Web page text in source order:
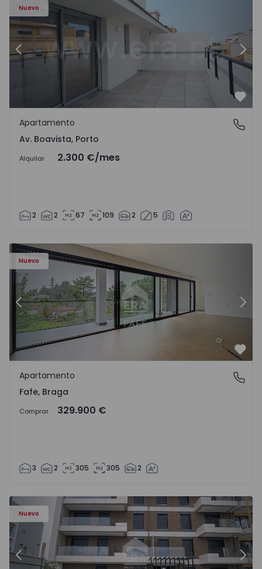
Nuevo
Anterior
Av. Boavista, Porto
Apartamento
Av. Boavista, Porto
Alquilar 2.300 €/mes
2 2 67 109 2 5
Nuevo
Anterior
Fafe, Braga
Apartamento
Fafe, Braga
Comprar 329.900 €
3 2 305 305 2
Nuevo
Anterior